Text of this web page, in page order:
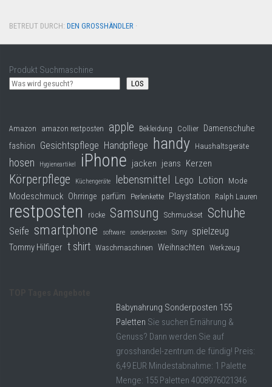
BETREUT DURCH: DEN GROSSHÄNDLER ·
Produkt Suchmaschine
LOS
Amazon amazon restposten apple Bekleidung Collier Damenschuhe
fashion Gesichtspflege Handpflege handy Haushaltsgeräte
hosen Hygieneartikel iPhone jacken jeans Kerzen
Körperpflege Küchengeräte lebensmittel Lego Lotion Mode
Modeschmuck Ohrringe parfüm Perlenkette Playstation Ralph Lauren
restposten röcke Samsung Schmuckset Schuhe
Seife smartphone software sonderposten Sony spielzeug
Tommy Hilfiger t shirt Waschmaschinen Weihnachten Werkzeug
Babynahrung Sonderposten 155
Paletten Sie suchen Ernährung &
Genuss? Dann werden Sie auf
grosshandel-zentrum.de fündig! Preis:
6,49 EUR Mindestabnahme: 1 Palette
Menge: 155 Paletten 4008976021346